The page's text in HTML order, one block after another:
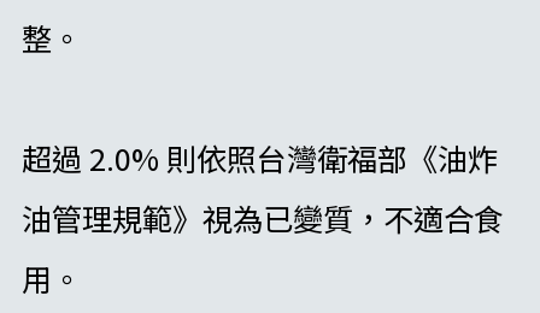
整。
超過 2.0% 則依照台灣衛福部《油炸
油管理規範》視為已變質，不適合食
用。